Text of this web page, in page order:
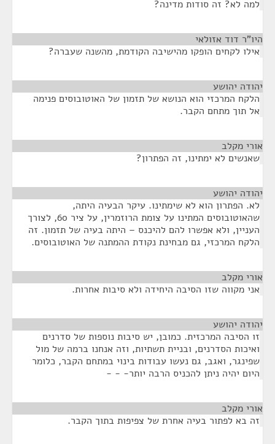
למה לא? זה סודות מדינה?
היו"ר דוד אזולאי
אילו לקחים הופקו מהישיבה הקודמת, מהשנה שעברה?
יהודה יהושע
הלקח המרכזי הוא הנושא של תזמון של האוטובוסים פנימה
אל תוך מתחם הקבר.
אורי מקלב
שאנשים לא ימתינו, זה הפתרון?
יהודה יהושע
לא. הפתרון הוא לא שימתינו. עיקר הבעיה היתה,
שהאוטובוסים המתינו על צומת הרוזמרין, על ציר 60, לצורך
העניין, ולא אפשרו להם להיכנס – היתה בעיה של תזמון. זה
הלקח המרכזי, גם מבחינת נקודת ההמתנה של האוטובוסים.
אורי מקלב
אני מקווה שזו הסיבה היחידה ולא סיבות אחרות.
יהודה יהושע
זו הסיבה המרכזית. כמובן, יש סיבות נוספות של סדרנים
ואיכות הסדרנים, ובניית תשתיות, וזה אנחנו ברמה של מול
שפינגר, ואגב, גם נעשו עבודות בינוי במתחם הקבר, כלומר
היום יהיה ניתן להכניס הרבה יותר- - -
אורי מקלב
זה בא לפתור בעיה אחרת של צפיפות בתוך הקבר.